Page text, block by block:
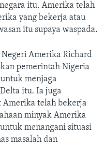
itu. Amerika telah
yang bekerja atau
itu supaya waspada.
Amerika Richard
pemerintah Nigeria
menjaga
itu. Ia juga
Amerika telah bekerja
minyak Amerika
menangani situasi
masalah dan